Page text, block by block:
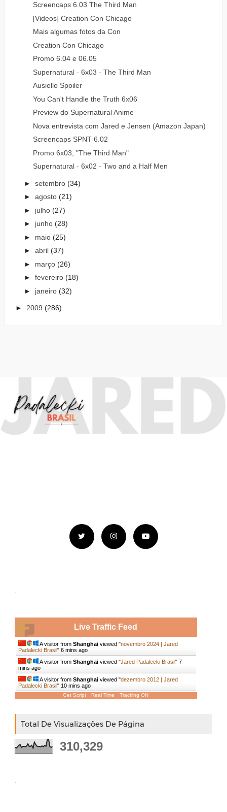
Screencaps 6.03 The Third Man
[Videos] Creation Con Chicago
Mais algumas fotos da Con
Creation Con Chicago
Promo 6.04 e 06.05
Supernatural - 6x03 - The Third Man
Ausiello Spoiler
You Can't Handle the Truth 6x06
Preview do Supernatural Anime
Nova entrevista com Jared e Jensen (Amazon Japan)
Screencaps SPNT 6.02
Promo 6x03, "The Third Man"
Supernatural - 6x02 - Two and a Half Men
► setembro (34)
► agosto (21)
► julho (27)
► junho (28)
► maio (25)
► abril (37)
► março (26)
► fevereiro (18)
► janeiro (32)
► 2009 (286)
Live Traffic Feed
A visitor from Shanghaiviewed "novembro 2024 | Jared
Padalecki Brasil" 6 mins ago
A visitor from Shanghaiviewed "Jared Padalecki Brasil" 7
mins ago
A visitor from Shanghaiviewed "dezembro 2012 | Jared
Padalecki Brasil" 10 mins ago
Get Script Real Time Tracking ON
Total De Visualizações De Página
310,329